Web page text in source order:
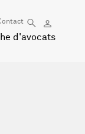
d'avocats